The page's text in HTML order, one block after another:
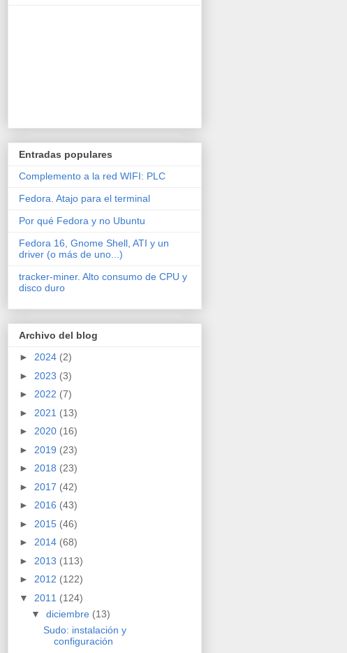
Entradas populares
Complemento a la red WIFI: PLC
Fedora. Atajo para el terminal
Por qué Fedora y no Ubuntu
Fedora 16, Gnome Shell, ATI y un
driver (o más de uno...)
tracker-miner. Alto consumo de CPU y
disco duro
Archivo del blog
► 2024 (2)
► 2023 (3)
► 2022 (7)
► 2021 (13)
► 2020 (16)
► 2019 (23)
► 2018 (23)
► 2017 (42)
► 2016 (43)
► 2015 (46)
► 2014 (68)
► 2013 (113)
► 2012 (122)
▼ 2011 (124)
▼ diciembre (13)
Sudo: instalación y
configuración